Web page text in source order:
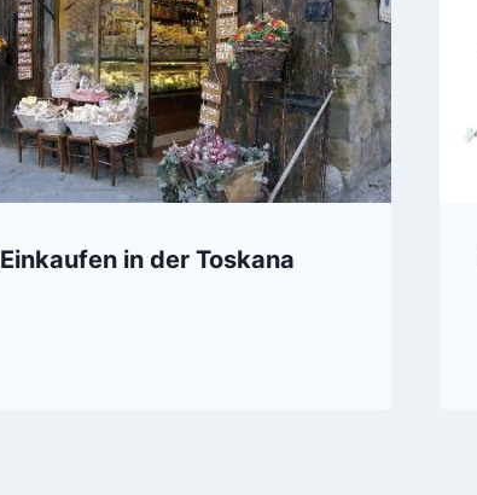
Einkaufen in der Toskana